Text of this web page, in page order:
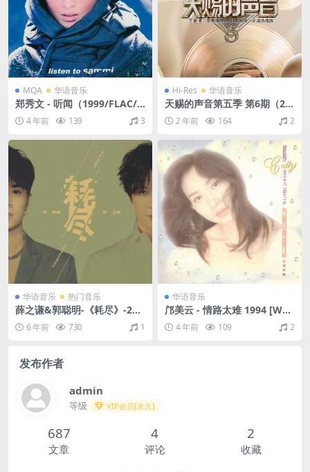
MQA 华语音乐
郑秀文 - 听闻（1999/FLAC/
分轨/305M）(MQA/16bit/4
4.1kHz)
4 年前 139 3
Hi-Res 华语音乐
天赐的声音第五季 第6期（20
24/FLAC/分轨/271M）(24bi
t/48kHz)
2 年前 164 2
华语音乐 热门音乐
薛之谦&郭聪明-《耗尽》-202
0（FLAC/28.4M）
6 年前 730 1
华语音乐
邝美云 - 情路太难 1994 [WAV
+CUE/整轨/457M]
4 年前 109 2
发布作者
admin
等级 VIP会员[永久]
687
文章
4
评论
2
收藏